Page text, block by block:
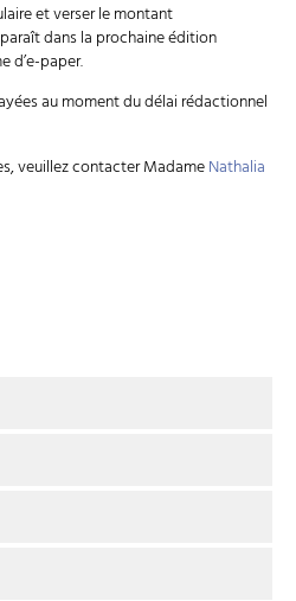
et verser le montant
dans la prochaine édition
d’e-paper.
au moment du délai rédactionnel
veuillez contacter MadameNathalia